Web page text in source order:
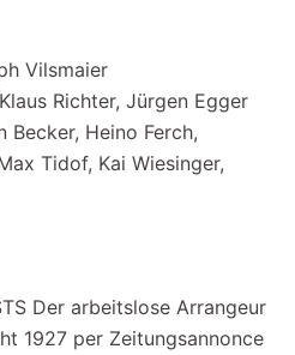
Vilsmaier
Richter, Jürgen Egger
Becker, Heino Ferch,
Tidof, Kai Wiesinger,
Der arbeitslose Arrangeur
1927 per Zeitungsannonce